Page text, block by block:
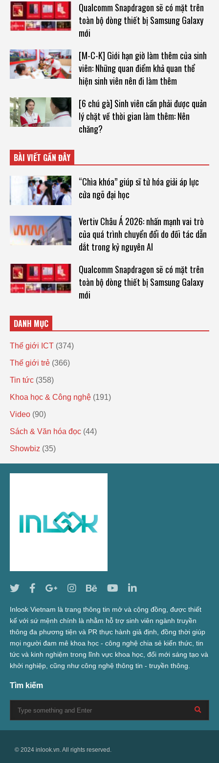
Qualcomm Snapdragon sẽ có mặt trên
toàn bộ dòng thiết bị Samsung Galaxy
mới
[M-C-K] Giới hạn giờ làm thêm của sinh
viên: Những quan điểm khả quan thể
hiện sinh viên nên đi làm thêm
[6 chú gà] Sinh viên cần phải được quản
lý chặt về thời gian làm thêm: Nên
chăng?
BÀI VIẾT GẦN ĐÂY
“Chìa khóa” giúp sĩ tử hóa giải áp lực
cửa ngõ đại học
Vertiv Châu Á 2026: nhấn mạnh vai trò
của quá trình chuyển đổi do đối tác dẫn
dắt trong kỷ nguyên AI
Qualcomm Snapdragon sẽ có mặt trên
toàn bộ dòng thiết bị Samsung Galaxy
mới
DANH MỤC
Thế giới ICT (374)
Thế giới trẻ (366)
Tin tức (358)
Khoa học & Công nghệ (191)
Video (90)
Sách & Văn hóa đọc (44)
Showbiz (35)
Inlook Vietnam là trang thông tin mở và cộng đồng, được thiết
kế với sứ mệnh chính là nhằm hỗ trợ sinh viên ngành truyền
thông đa phương tiện và PR thực hành giả định, đồng thời giúp
mọi người đam mê khoa học - công nghệ chia sẻ kiến thức, tin
tức và kinh nghiệm trong lĩnh vực khoa học, đổi mới sáng tạo và
khởi nghiệp, cũng như công nghệ thông tin - truyền thông.
Tìm kiếm
© 2024 inlook.vn. All rights reserved.